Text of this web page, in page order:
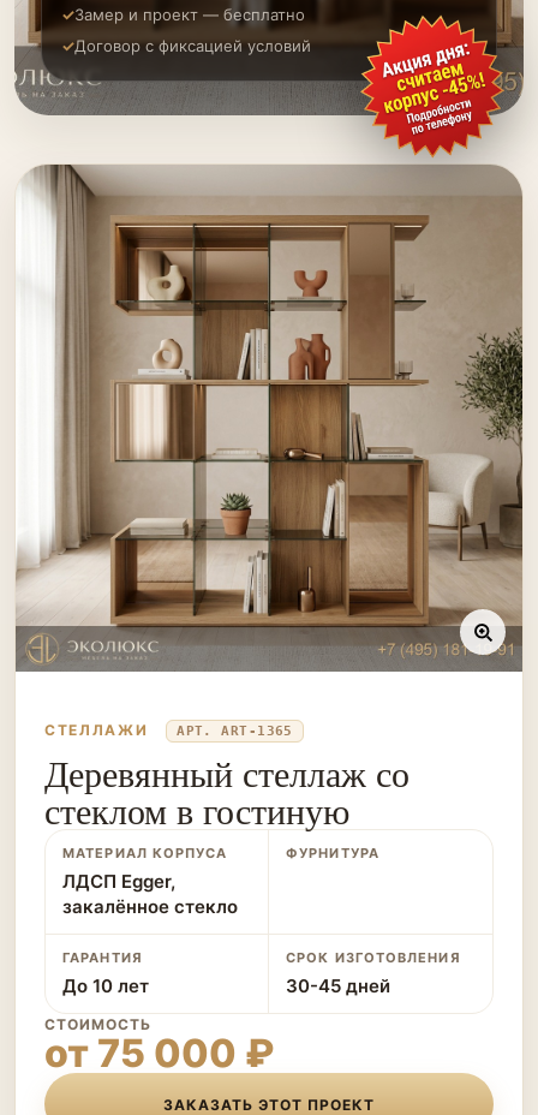
Замер и проект — бесплатно
Договор с фиксацией условий
СТЕЛЛАЖИ АРТ. ART-1365
Деревянный стеллаж со
стеклом в гостиную
МАТЕРИАЛ КОРПУСА
ЛДСП Egger,
закалённое стекло
ФУРНИТУРА
ГАРАНТИЯ
До 10 лет
СРОК ИЗГОТОВЛЕНИЯ
30-45 дней
СТОИМОСТЬ
от 75 000 ₽
ЗАКАЗАТЬ ЭТОТ ПРОЕКТ